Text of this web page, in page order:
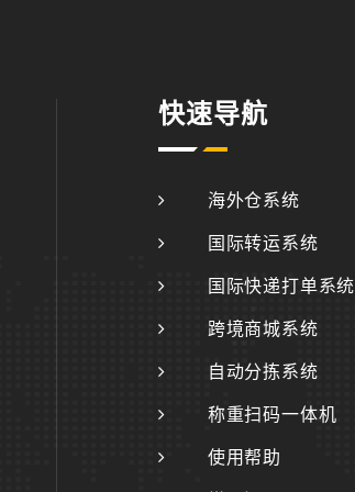
快速导航
海外仓系统
国际转运系统
国际快递打单系统
跨境商城系统
自动分拣系统
称重扫码一体机
使用帮助